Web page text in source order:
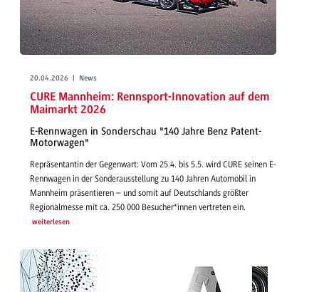
20.04.2026 | News
CURE Mannheim: Rennsport-Innovation auf dem
Maimarkt 2026
E-Rennwagen in Sonderschau "140 Jahre Benz Patent-
Motorwagen"
Repräsentantin der Gegenwart: Vom 25.4. bis 5.5. wird CURE seinen E-
Rennwagen in der Sonderausstellung zu 140 Jahren Automobil in
Mannheim präsentieren – und somit auf Deutschlands größter
Regionalmesse mit ca. 250 000 Besucher*innen vertreten ein.
weiterlesen